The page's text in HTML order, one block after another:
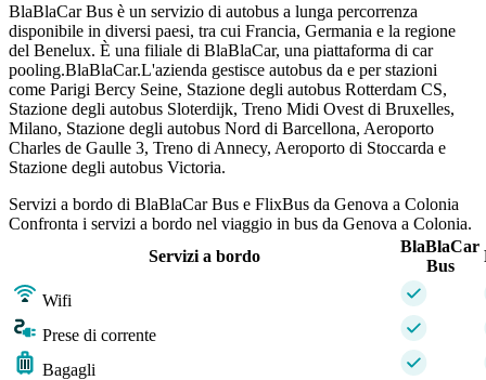
BlaBlaCar Bus è un servizio di autobus a lunga percorrenza
disponibile in diversi paesi, tra cui Francia, Germania e la regione
del Benelux. È una filiale di BlaBlaCar, una piattaforma di car
pooling.BlaBlaCar.L'azienda gestisce autobus da e per stazioni
come Parigi Bercy Seine, Stazione degli autobus Rotterdam CS,
Stazione degli autobus Sloterdijk, Treno Midi Ovest di Bruxelles,
Milano, Stazione degli autobus Nord di Barcellona, ​​Aeroporto
Charles de Gaulle 3, Treno di Annecy, Aeroporto di Stoccarda e
Stazione degli autobus Victoria.
Servizi a bordo di BlaBlaCar Bus e FlixBus da Genova a Colonia
Confronta i servizi a bordo nel viaggio in bus da Genova a Colonia.
Servizi a bordo
BlaBlaCar
Bus
Wifi
Prese di corrente
Bagagli